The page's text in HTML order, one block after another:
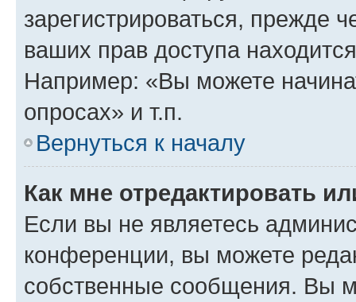
зарегистрироваться, прежде
ваших прав доступа
Например: «Вы можете
опросах» и т.п.
Вернуться к началу
Как мне отредактировать
Если вы не являетесь
конференции, вы можете
собственные сообщения. Вы